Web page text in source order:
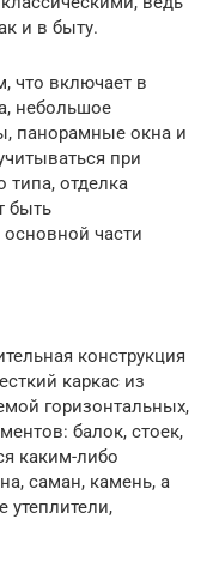
и в быту.
что включает в
небольшое
панорамные окна и
при
типа, отделка
быть
части
конструкция
каркас из
горизонтальных,
балок, стоек,
каким-либо
саман, камень, а
утеплители,